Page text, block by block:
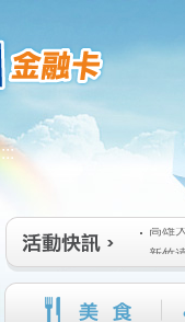
:::
高雄
新
115/
臺
高雄
新竹
115/
臺